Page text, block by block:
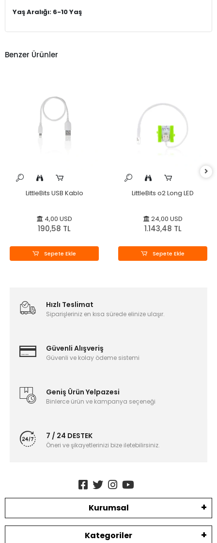
Yaş Aralığı: 6-10 Yaş
Benzer Ürünler
LittleBits USB Kablo
4,00 USD
190,58 TL
Sepete Ekle
LittleBits o2 Long LED
24,00 USD
1.143,48 TL
Sepete Ekle
Hızlı Teslimat
Siparişleriniz en kısa sürede elinize ulaşır.
Güvenli Alışveriş
Güvenli ve kolay ödeme sistemi
Geniş Ürün Yelpazesi
Binlerce ürün ve kampanya seçeneği
7 / 24 DESTEK
Öneri ve şikayetlerinizi bize iletebilirsiniz.
Kurumsal
Kategoriler